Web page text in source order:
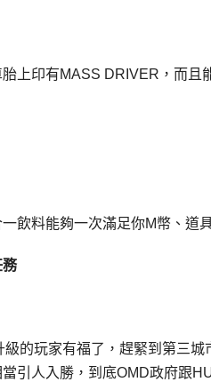
上印有MASS DRIVER，而
飲料能夠一次滿足你M幣、道
務
的玩家有福了，趕緊到第三
引人入勝，到底OMD政府跟